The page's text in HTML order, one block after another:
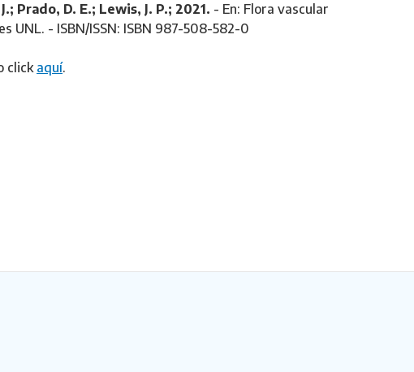
Prado, D. E.; Lewis, J. P.; 2021. - En: Flora vascular
UNL. - ISBN/ISSN: ISBN 987-508-582-0
click aquí.